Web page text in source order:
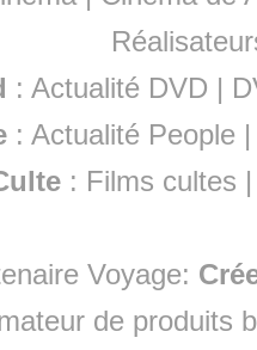
: Actualité DVD |
:Actualité People
: Films cultes
Voyage:
de produits